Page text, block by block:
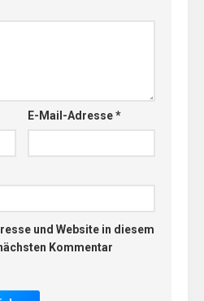
E-Mail-Adresse*
und Website in diesem
Kommentar